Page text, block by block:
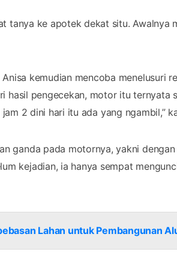
tanya ke apotek dekat situ. Awalnya
kemudian mencoba menelusuri
hasil pengecekan, motor itu ternyata
2 dini hari itu ada yang ngambil,”
ganda pada motornya, yakni
kejadian, ia hanya sempat
Lahan untuk Pembangunan